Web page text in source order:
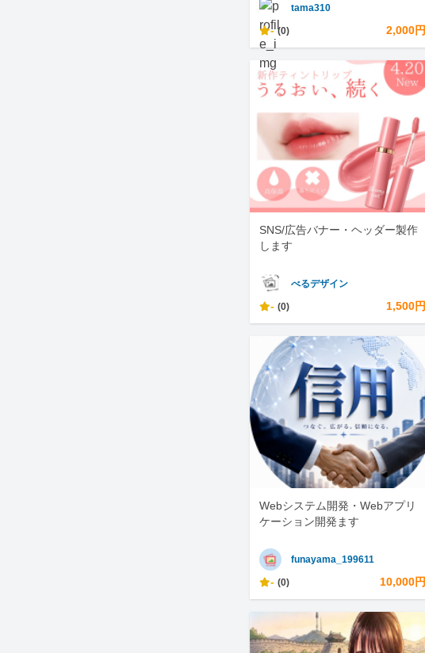
tama310
- (0) 2,000円
SNS/広告バナー・ヘッダー製作
します
べるデザイン
- (0) 1,500円
Webシステム開発・Webアプリ
ケーション開発ます
funayama_199611
- (0) 10,000円